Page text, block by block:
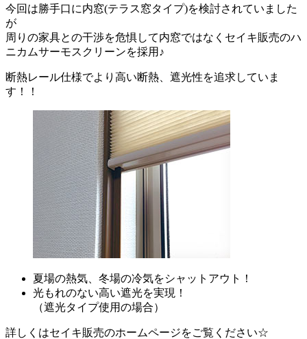
今回は勝手口に内窓(テラス窓タイプ)を検討されていました
が
周りの家具との干渉を危惧して内窓ではなくセイキ販売のハ
ニカムサーモスクリーンを採用♪
断熱レール仕様でより高い断熱、遮光性を追求していま
す！！
夏場の熱気、冬場の冷気をシャットアウト！
光もれのない高い遮光を実現！
（遮光タイプ使用の場合）
詳しくはセイキ販売のホームページをご覧ください☆